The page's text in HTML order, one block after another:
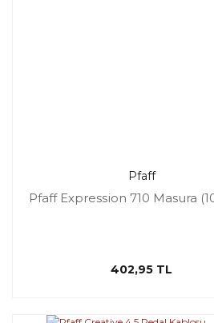
Pfaff
Pfaff Expression 710 Masura
402,95 TL